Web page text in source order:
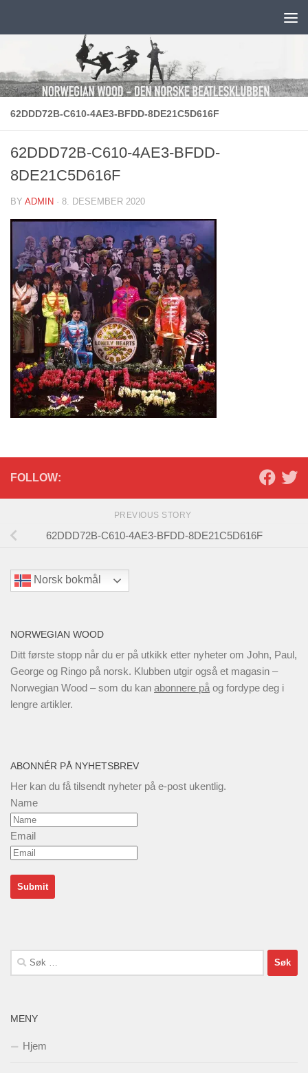
62DDD72B-C610-4AE3-BFDD-8DE21C5D616F
62DDD72B-C610-4AE3-BFDD-
8DE21C5D616F
BY ADMIN · 8. DESEMBER 2020
FOLLOW:
PREVIOUS STORY
62DDD72B-C610-4AE3-BFDD-8DE21C5D616F
Norsk bokmål
NORWEGIAN WOOD
Ditt første stopp når du er på utkikk etter nyheter om John, Paul,
George og Ringo på norsk. Klubben utgir også et magasin –
Norwegian Wood – som du kan abonnere på og fordype deg i
lengre artikler.
ABONNÉR PÅ NYHETSBREV
Her kan du få tilsendt nyheter på e-post ukentlig.
Name
Email
Søk
etter:
MENY
Hjem